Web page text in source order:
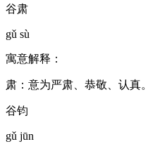
谷肃
gǔ sù
寓意解释：
肃：意为严肃、恭敬、认真。
谷钧
gǔ jūn